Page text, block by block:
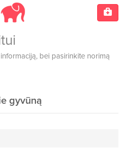
bei pasirinkite norimą
gyvūną